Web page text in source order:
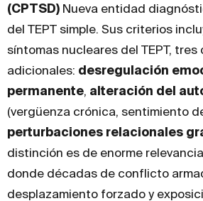
(CPTSD) Nueva entidad
del TEPT simple. Sus criterios
síntomas nucleares del TEPT, tres
adicionales: desregulación
permanente, alteración del
(vergüenza crónica, sentimiento
perturbaciones relacionales
distinción es de enorme
donde décadas de conflicto
desplazamiento forzado y